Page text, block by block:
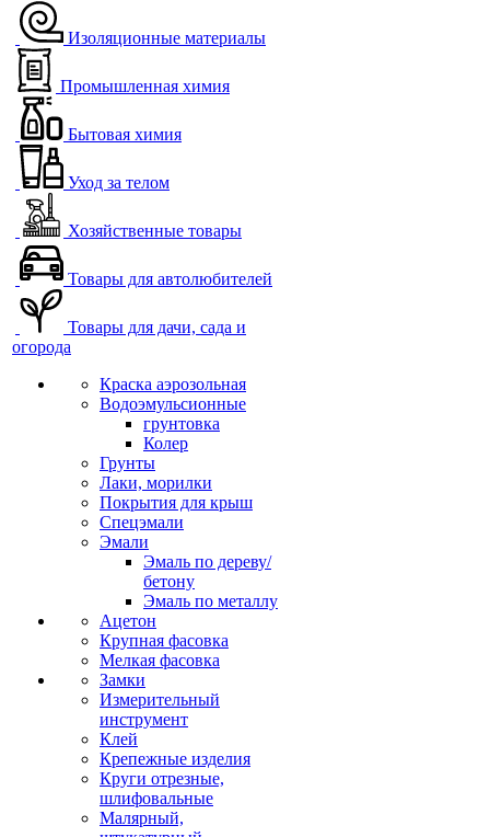
Изоляционные материалы
Промышленная химия
Бытовая химия
Уход за телом
Хозяйственные товары
Товары для автолюбителей
Товары для дачи, сада и
огорода
Краска аэрозольная
Водоэмульсионные
грунтовка
Колер
Грунты
Лаки, морилки
Покрытия для крыш
Спецэмали
Эмали
Эмаль по дереву/
бетону
Эмаль по металлу
Ацетон
Крупная фасовка
Мелкая фасовка
Замки
Измерительный
инструмент
Клей
Крепежные изделия
Круги отрезные,
шлифовальные
Малярный,